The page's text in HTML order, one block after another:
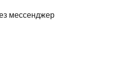
мессенджер